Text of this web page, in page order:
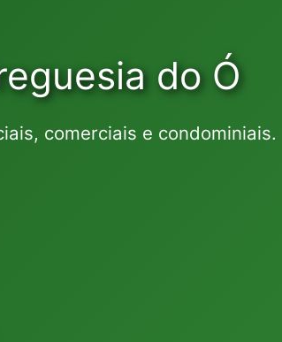
do Ó
comerciais e condominiais.